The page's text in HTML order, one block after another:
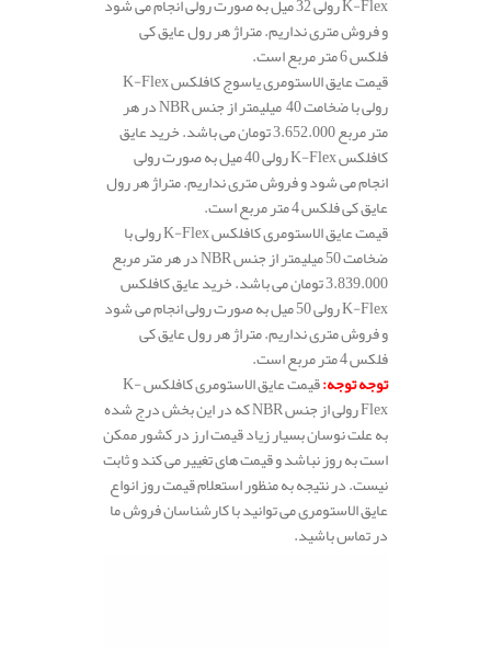
و فروش متری نداریم. متراژ هر رول عایق کی
فلکس 6 متر مربع است.
قیمت عایق الاستومری یاسوج کافلکس K-Flex
رولی با ضخامت 40 میلیمتر از جنس NBR در هر
متر مربع 3.652.000 تومان می باشد. خرید عایق
کافلکس K-Flex رولی 40 میل به صورت رولی
انجام می شود و فروش متری نداریم. متراژ هر رول
عایق کی فلکس 4 متر مربع است.
قیمت عایق الاستومری کافلکس K-Flex رولی با
ضخامت 50 میلیمتر از جنس NBR در هر متر مربع
3.839.000 تومان می باشد. خرید عایق کافلکس
K-Flex رولی 50 میل به صورت رولی انجام می شود
و فروش متری نداریم. متراژ هر رول عایق کی
فلکس 4 متر مربع است.
توجه توجه:
قیمت عایق الاستومری کافلکس K-
Flex رولی از جنس NBR که در این بخش درج شده
به علت نوسان بسیار زیاد قیمت ارز در کشور ممکن
است به روز نباشد و قیمت های تغییر می کند و ثابت
نیست. در نتیجه به منظور استعلام قیمت روز انواع
عایق الاستومری می توانید با کارشناسان فروش ما
در تماس باشید.